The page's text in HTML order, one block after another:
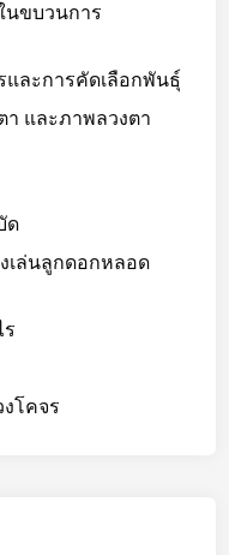
นขบวนการ
และการคัดเลือกพันธุ์
และภาพลวงตา
ด
เล่นลูกดอกหลอด
โคจร